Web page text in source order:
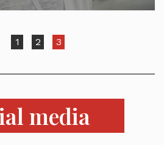
1 2 3
media